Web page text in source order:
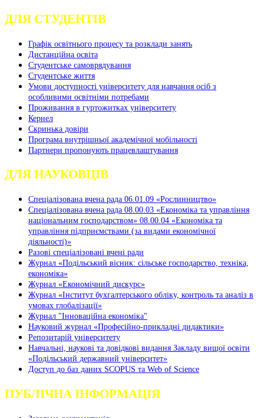
ДЛЯ СТУДЕНТІВ
Графік освітнього процесу та розклади занять
Дистанційна освіта
Студентське самоврядування
Студентське життя
Умови доступності університету для навчання осіб з
особливими освітніми потребами
Проживання в гуртожитках університету
Кернел
Скринька довіри
Програма внутрішньої академічної мобільності
Партнери пропонують працевлаштування
ДЛЯ НАУКОВЦІВ
Спеціалізована вчена рада 06.01.09 «Рослинництво»
Спеціалізована вчена рада 08.00.03 «Економіка та управління
національним господарством» 08.00.04 «Економіка та
управління підприємствами (за видами економічної
діяльності)»
Разові спеціалізовані вчені ради
Журнал «Подільський вісник: сільське господарство, техніка,
економіка»
Журнал «Економічний дискурс»
Журнал «Інститут бухгалтерського обліку, контроль та аналіз в
умовах глобалізації»
Журнал "Інноваційна економіка"
Науковий журнал «Професійно-прикладні дидактики»
Репозитарій університету
Навчальні, наукові та довідкові видання Закладу вищої освіти
«Подільський державний університет»
Доступ до баз даних SCOPUS та Web of Science
ПУБЛІЧНА ІНФОРМАЦІЯ